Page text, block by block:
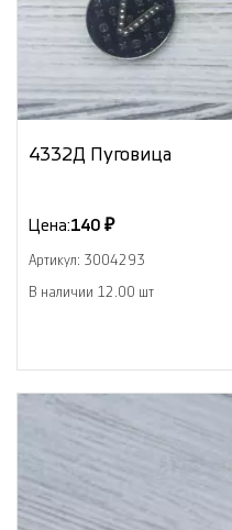
4332Д Пуговица
Цена:140 ₽
Артикул: 3004293
В наличии 12.00 шт